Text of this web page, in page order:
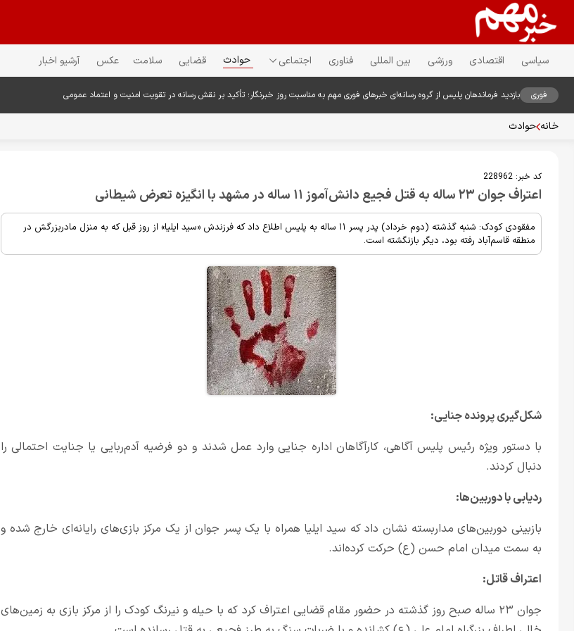
سیاسی اقتصادی ورزشی بین المللی فناوری اجتماعی حوادث قضایی سلامت عکس آرشیو اخبار
فوری بازدید فرماندهان پلیس از گروه رسانه‌ای خبرهای فوری مهم به مناسبت روز خبرنگار؛ تأکید بر نقش رسانه در تقویت امنیت و اعتماد عمومی
خانه حوادث
کد خبر: 228962
اعتراف جوان ۲۳ ساله به قتل فجیع دانش‌آموز ۱۱ ساله در مشهد با انگیزه تعرض شیطانی
مفقودی کودک: شنبه گذشته (دوم خرداد) پدر پسر ۱۱ ساله به پلیس اطلاع داد که فرزندش «سید ایلیا» از روز قبل که به منزل مادربزرگش در
منطقه قاسم‌آباد رفته بود، دیگر بازنگشته است.
شکل‌گیری پرونده جنایی:
با دستور ویژه رئیس پلیس آگاهی، کارآگاهان اداره جنایی وارد عمل شدند و دو فرضیه آدم‌ربایی یا جنایت احتمالی را
دنبال کردند.
ردیابی با دوربین‌ها:
بازبینی دوربین‌های مداربسته نشان داد که سید ایلیا همراه با یک پسر جوان از یک مرکز بازی‌های رایانه‌ای خارج شده و
به سمت میدان امام حسن (ع) حرکت کرده‌اند.
اعتراف قاتل:
جوان ۲۳ ساله صبح روز گذشته در حضور مقام قضایی اعتراف کرد که با حیله و نیرنگ کودک را از مرکز بازی به زمین‌های